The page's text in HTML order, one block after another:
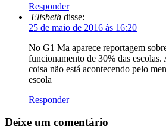
Responder
Elisbeth disse:
25 de maio de 2016 às 16:20
No G1 Ma aparece reportagem
funcionamento de 30% das escolas.
coisa não está acontecendo pelo
escola
Responder
Deixe um comentário